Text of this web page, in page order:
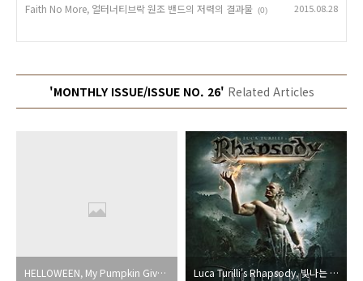
Faith No More, 얼터너티브락 원조 밴드의 저력의 결과물 (0) 2015.08.28
'MONTHLY ISSUE/ISSUE NO. 26' Related Articles
HELLOWEEN, My Pumpkin Given Metal! Luca Turilli's Rhapsody, 빛나는 천재성과 치열한 음악적 고뇌가 빚어낸 신작